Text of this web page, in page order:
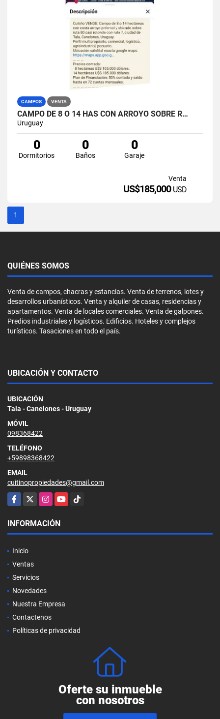
CAMPOS VENTA
CAMPO DE 8 O 14 HAS CON ARROYO SOBRE R…
Uruguay
0
Dormitorios
0
Baños
0
Garaje
Venta
US$185,000 USD
1
QUIÉNES SOMOS
Venta de campos, chacras y estancias. Venta de terrenos, lotes y
desarrollos urbanísticos. Venta y alquiler de casas, residencias y
apartamentos. Venta de locales comerciales. Venta de galpones.
Predios industriales y logísticos. Edificios. Hoteles y complejos
turísticos. Tasaciones en todo el país.
UBICACIÓN Y CONTACTO
UBICACIÓN
Tala - Canelones - Uruguay
MÓVIL
098368422
TELÉFONO
+59898368422
EMAIL
cuitinopropiedades@gmail.com
Facebook
X InstagramYouTubeTikTok
INFORMACIÓN
Inicio
Ventas
Servicios
Novedades
Nuestra Empresa
Contactenos
Políticas de privacidad
Oferte su inmueble
con nosotros